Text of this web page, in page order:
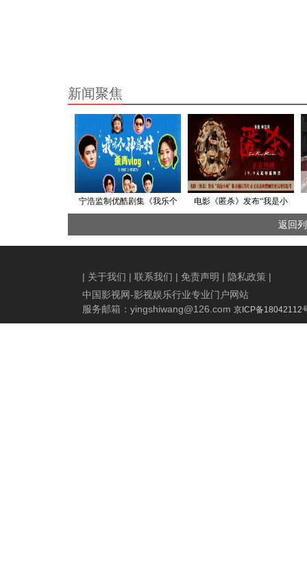
新闻聚焦
宁浩监制优酷剧集《我乐个
力并重引期待
电影《匿杀》发布“我是小
梅”版主题后告片 正义反杀爽
燃加倍更具现实思考
返回
| 关于我们 | 联系我们 | 免责声明 | 隐私政策 |
中国影视网-影视娱乐行业专业门户网站
服务邮箱： yingshiwang@126.com 京ICP备18042112